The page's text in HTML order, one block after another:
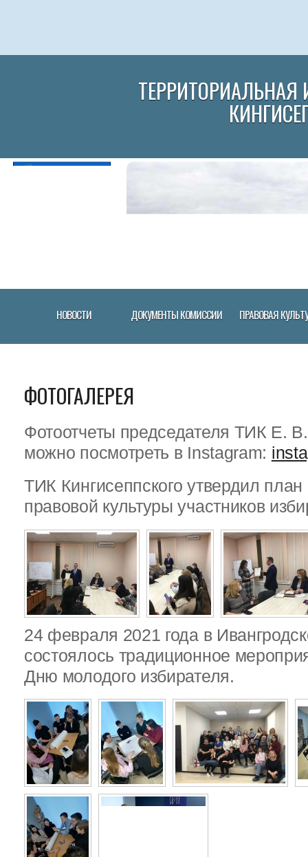
НОВОСТИ ДОКУМЕНТЫ КОМИССИИ ПРАВОВАЯ
ФОТОГАЛЕРЕЯ
Фотоотчеты председателя ТИК Е.
можно посмотреть в Instagram:
ТИК Кингисеппского утвердил
правовой культуры участников
24 февраля 2021 года в
состоялось традиционное
Дню молодого избирателя.